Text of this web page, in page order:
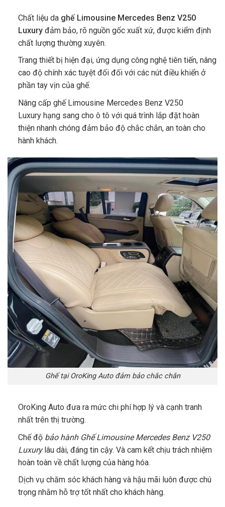
Chất liệu daghế Limousine Mercedes Benz V250
Luxury đảm bảo, rõ nguồn gốc xuất xứ, được kiểm định
chất lượng thường xuyên.
Trang thiết bị hiện đại, ứng dụng công nghệ tiên tiến, nâng
cao độ chính xác tuyệt đối đối với các nút điều khiển ở
phần tay vịn của ghế.
Nâng cấp ghế Limousine Mercedes Benz V250
Luxury hạng sang cho ô tô với quá trình lắp đặt hoàn
thiện nhanh chóng đảm bảo độ chắc chắn, an toàn cho
hành khách.
Ghế tại OroKing Auto đảm bảo chắc chắn
OroKing Auto đưa ra mức chi phí hợp lý và cạnh tranh
nhất trên thị trường.
Chế độ bảo hành Ghế Limousine Mercedes Benz V250
Luxurylâu dài, đáng tin cậy. Và cam kết chịu trách nhiệm
hoàn toàn về chất lượng của hàng hóa.
Dịch vụ chăm sóc khách hàng và hậu mãi luôn được chú
trọng nhằm hỗ trợ tốt nhất cho khách hàng.